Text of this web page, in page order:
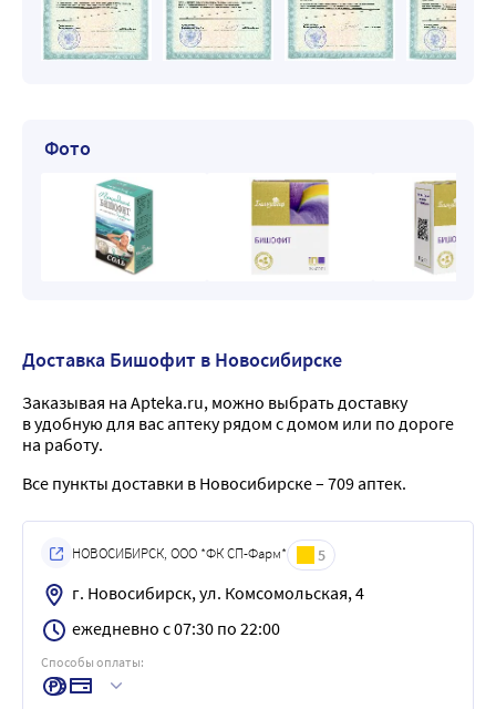
Фото
Доставка Бишофит в Новосибирске
Заказывая на Apteka.ru, можно выбрать доставку
в удобную для вас аптеку рядом с домом или по дороге
на работу.
Все пункты доставки в Новосибирске – 709 аптек.
НОВОСИБИРСК, ООО *ФК СП-Фарм* 5
г. Новосибирск, ул. Комсомольская, 4
ежедневно с 07:30 по 22:00
Способы оплаты: